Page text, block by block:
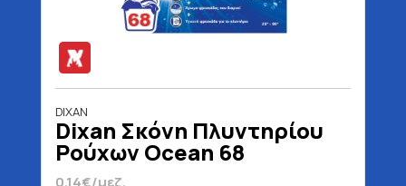
DIXAN
Dixan Σκόνη Πλυντηρίου
Ρούχων Ocean 68
Μεζούρες 3400 gr
0.14€/μεζ.